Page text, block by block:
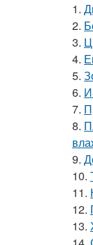
1.
2.
3.
4.
5.
6.
7.
8.
9.
10.
11.
12.
13.